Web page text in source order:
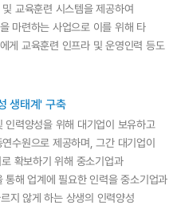
교육훈련 시스템을 제공하여
마련하는 사업으로 이를 위해 타
게 교육훈련 인프라 및 운영인력 등도
생태계' 구축
인력양성을 위해 대기업이 보유하고
수원으로 제공하며, 그간 대기업이
확보하기 위해 중소기업과
통해 업계에 필요한 인력을 중소기업과
지 않게 하는 상생의 인력양성